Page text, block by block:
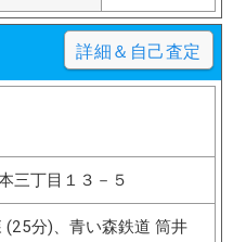
詳細＆自己査定
三丁目１３－５
(25分)、青い森鉄道 筒井